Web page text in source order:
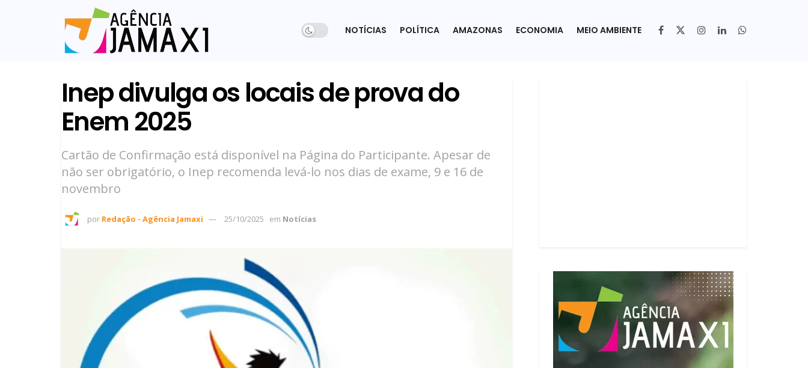
NOTÍCIAS POLÍTICA AMAZONAS ECONOMIA MEIO AMBIENTE
Inep divulga os locais de prova do
Enem 2025
Cartão de Confirmação está disponível na Página do Participante. Apesar de
não ser obrigatório, o Inep recomenda levá-lo nos dias de exame, 9 e 16 de
novembro
por Redação - Agência Jamaxi 25/10/2025 em Notícias